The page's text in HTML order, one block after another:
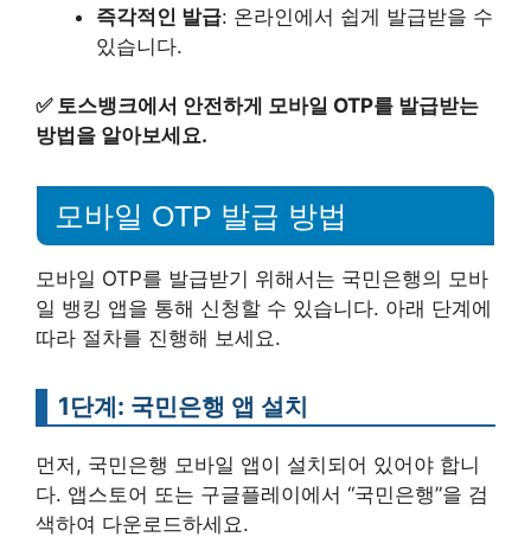
즉각적인 발급: 온라인에서 쉽게 발급받을 수
있습니다.
✅ 토스뱅크에서 안전하게 모바일 OTP를 발급받는
방법을 알아보세요.
모바일 OTP 발급 방법
모바일 OTP를 발급받기 위해서는 국민은행의 모바
일 뱅킹 앱을 통해 신청할 수 있습니다. 아래 단계에
따라 절차를 진행해 보세요.
1단계: 국민은행 앱 설치
먼저, 국민은행 모바일 앱이 설치되어 있어야 합니
다. 앱스토어 또는 구글플레이에서 “국민은행”을 검
색하여 다운로드하세요.